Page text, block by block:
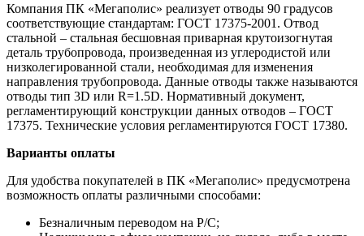
Компания ПК «Мегаполис» реализует отводы 90 градусов
соответствующие стандартам: ГОСТ 17375-2001. Отвод
стальной – стальная бесшовная приварная крутоизогнутая
деталь трубопровода, произведенная из углеродистой или
низколегированной стали, необходимая для изменения
направления трубопровода. Данные отводы также называются
отводы тип 3D или R=1.5D. Нормативный документ,
регламентирующий конструкции данных отводов – ГОСТ
17375. Технические условия регламентируются ГОСТ 17380.
Варианты оплаты
Для удобства покупателей в ПК «Мегаполис» предусмотрена
возможность оплаты различными способами:
Безналичным переводом на Р/С;